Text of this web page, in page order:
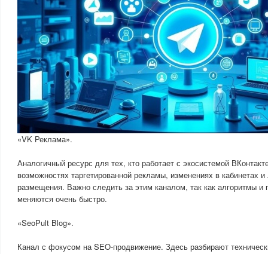
«VK Реклама».
Аналогичный ресурс для тех, кто работает с экосистемой
возможностях таргетированной рекламы, изменениях в кабинетах
размещения. Важно следить за этим каналом, так как алгоритмы и
меняются очень быстро.
«SeoPult Blog».
Канал с фокусом на SEO-продвижение. Здесь разбирают